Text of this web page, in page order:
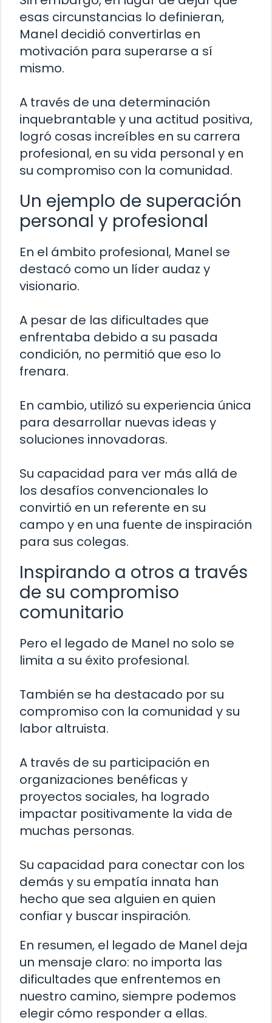
esas circunstancias lo definieran,
Manel decidió convertirlas en
motivación para superarse a sí
mismo.
A través de una determinación
inquebrantable y una actitud positiva,
logró cosas increíbles en su carrera
profesional, en su vida personal y en
su compromiso con la comunidad.
Un ejemplo de superación
personal y profesional
En el ámbito profesional, Manel se
destacó como un líder audaz y
visionario.
A pesar de las dificultades que
enfrentaba debido a su pasada
condición, no permitió que eso lo
frenara.
En cambio, utilizó su experiencia única
para desarrollar nuevas ideas y
soluciones innovadoras.
Su capacidad para ver más allá de
los desafíos convencionales lo
convirtió en un referente en su
campo y en una fuente de inspiración
para sus colegas.
Inspirando a otros a través
de su compromiso
comunitario
Pero el legado de Manel no solo se
limita a su éxito profesional.
También se ha destacado por su
compromiso con la comunidad y su
labor altruista.
A través de su participación en
organizaciones benéficas y
proyectos sociales, ha logrado
impactar positivamente la vida de
muchas personas.
Su capacidad para conectar con los
demás y su empatía innata han
hecho que sea alguien en quien
confiar y buscar inspiración.
En resumen, el legado de Manel deja
un mensaje claro: no importa las
dificultades que enfrentemos en
nuestro camino, siempre podemos
elegir cómo responder a ellas.